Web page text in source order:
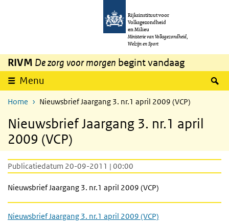
Overslaan en naar de inhoud gaan
Rijksinstituut voor
Volksgezondheid
en Milieu
Ministerie van Volksgezondheid,
Welzijn en Sport
RIVM De zorg voor morgen begint vandaag
Menu
Home Nieuwsbrief Jaargang 3. nr.1 april 2009 (VCP)
Nieuwsbrief Jaargang 3. nr.1 april
2009 (VCP)
Publicatiedatum 20-09-2011 | 00:00
Nieuwsbrief Jaargang 3. nr.1 april 2009 (VCP)
Nieuwsbrief Jaargang 3. nr.1 april 2009 (VCP)